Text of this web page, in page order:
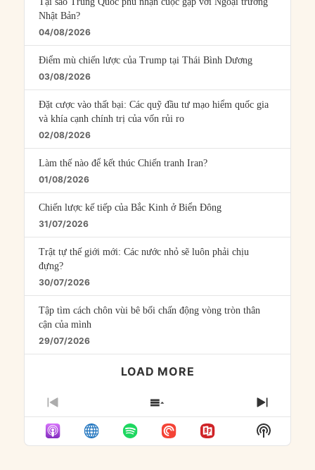
Nhật Bản?
04/08/2026
Điểm mù chiến lược của Trump tại Thái Bình Dương
03/08/2026
Đặt cược vào thất bại: Các quỹ đầu tư mạo hiểm quốc gia
và khía cạnh chính trị của vốn rủi ro
02/08/2026
Làm thế nào để kết thúc Chiến tranh Iran?
01/08/2026
Chiến lược kế tiếp của Bắc Kinh ở Biển Đông
31/07/2026
Trật tự thế giới mới: Các nước nhỏ sẽ luôn phải chịu
đựng?
30/07/2026
Tập tìm cách chôn vùi bê bối chấn động vòng tròn thân
cận của mình
29/07/2026
LOAD MORE
PREVIOUS
EPISODE
SHOW
EPISODES
LIST
NEXT
Show
Podcast